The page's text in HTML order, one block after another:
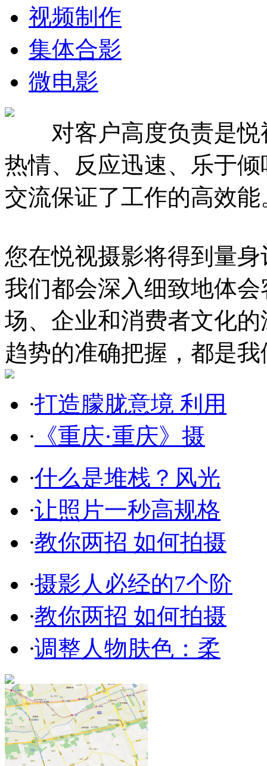
视频制作
集体合影
微电影
对客户高度负责是悦
热情、反应迅速、乐于
交流保证了工作的高效能
您在悦视摄影将得到量
我们都会深入细致地体
场、企业和消费者文化
趋势的准确把握，都是
·打造朦胧意境 利用
· 《重庆·重庆》摄
·什么是堆栈？风光
·让照片一秒高规格
·教你两招 如何拍摄
·摄影人必经的7个阶
·教你两招 如何拍摄
·调整人物肤色：柔